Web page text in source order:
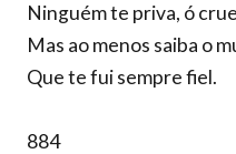
Ninguém te priva, ó
Mas ao menos saiba o
Que te fui sempre fiel.
884